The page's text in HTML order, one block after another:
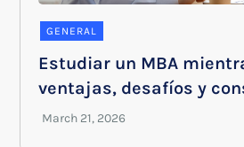
GENERAL
Estudiar un MBA
ventajas, desafíos y